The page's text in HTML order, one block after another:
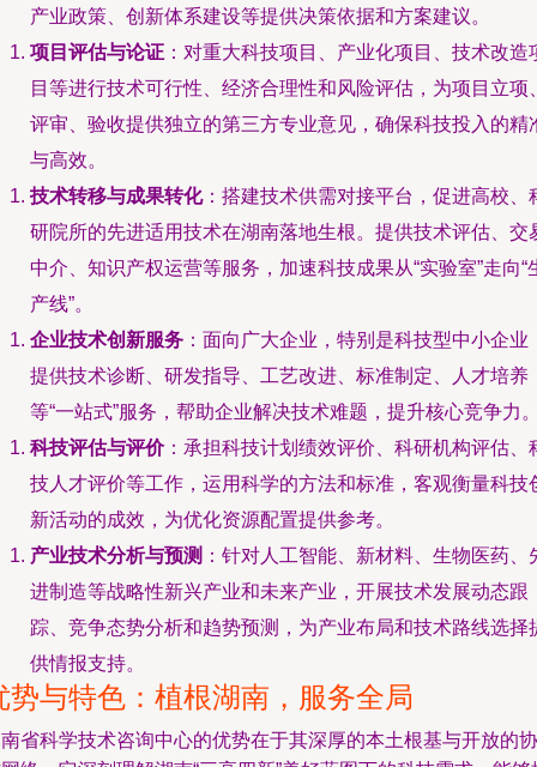
产业政策、创新体系建设等提供决策依据和方案建议。
项目评估与论证 ：对重大科技项目、产业化项目、技术改造
目等进行技术可行性、经济合理性和风险评估，为项目立项
评审、验收提供独立的第三方专业意见，确保科技投入的精
与高效。
技术转移与成果转化：搭建技术供需对接平台，促进高校、
研院所的先进适用技术在湖南落地生根。提供技术评估、交
中介、知识产权运营等服务，加速科技成果从“实验室”走向“
产线”。
企业技术创新服务 ：面向广大企业，特别是科技型中小企业
提供技术诊断、研发指导、工艺改进、标准制定、人才培养
等“一站式”服务，帮助企业解决技术难题，提升核心竞争力
科技评估与评价：承担科技计划绩效评价、科研机构评估、
技人才评价等工作，运用科学的方法和标准，客观衡量科技
新活动的成效，为优化资源配置提供参考。
产业技术分析与预测 ：针对人工智能、新材料、生物医药、
进制造等战略性新兴产业和未来产业，开展技术发展动态跟
踪、竞争态势分析和趋势预测，为产业布局和技术路线选择
供情报支持。
势与特色：植根湖南，服务全局
省科学技术咨询中心的优势在于其深厚的本土根基与开放的协